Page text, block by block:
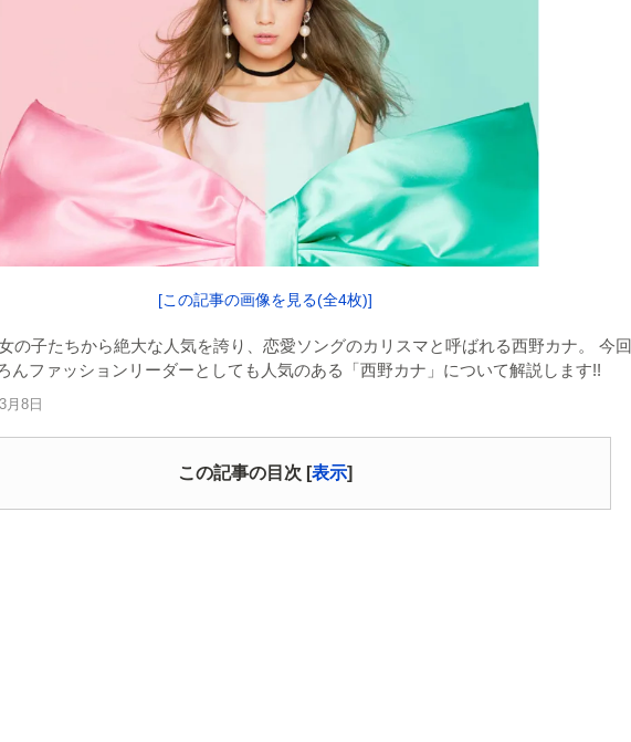
[この記事の画像を見る(全4枚)]
の子たちから絶大な人気を誇り、恋愛ソングのカリスマと呼ばれる西野カナ。 今回
んファッションリーダーとしても人気のある「西野カナ」について解説します!!
月8日
この記事の目次 [表示]